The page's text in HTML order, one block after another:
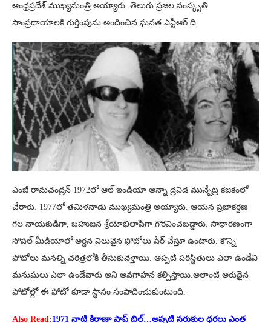
ఆంధ్రప్రదేశ్ ముఖ్యమంత్రి అయ్యారు. తెలుగు ప్రజల సంస్కృతి
సాంప్రదాయాలకి గుర్తింపును అందించిన ఘనత ఎన్టీఆర్ ది.
ఎంజీ రామచంద్రన్ 1972లో ఆల్ ఇండియా అన్నా ద్రవిడ మున్నేట్ర కజకంలో
చేరారు. 1977లో తమిళనాడు ముఖ్యమంత్రి అయ్యారు. ఆయన ప్రజాకర్షణ
గల నాయకుడిగా, బహుజన శ్రేయోభిలాషిగా గౌరవించబడ్డారు. సాధారణంగా
సోషల్ మీడియాలో అర్థన విలువైన ఫోటోలు షేర్ చేస్తూ ఉంటారు. కొన్ని
ఫోటోలు మనల్ని చరిత్రలోకి తీసుకువెళ్తాయి. అప్పటి పరిస్థితులు ఎలా ఉండేవి
మనుషులు ఎలా ఉండేవారు అని అవగాహన కల్పిస్తాయి.అలాంటి అరుదైన
ఫోటోల్లో ఈ ఫోటో కూడా స్థానం సంపాదించుకుంటుంది.
Also Read:1971 నాటి కిరాణా షాప్ బిల్…అప్పటి సరుకుల ధరలు ఎంత